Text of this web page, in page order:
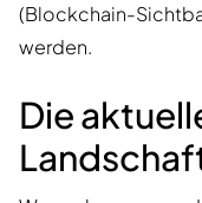
(Blockchain-
werden.
Die